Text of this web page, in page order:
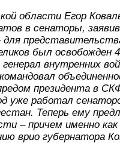
области Егор
в сенаторы,
для
был освобожден
внутренних
президента в
уже работал
Теперь ему
– причем именно
врио губернатора